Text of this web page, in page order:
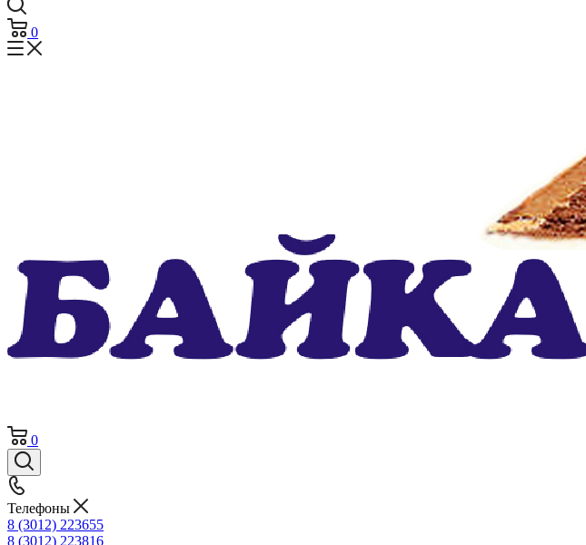
0
0
Телефоны
8 (3012) 223655
8 (3012) 223816